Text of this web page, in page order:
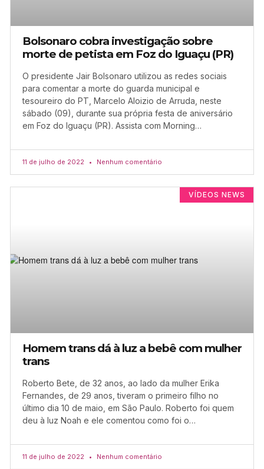
Bolsonaro cobra investigação sobre
morte de petista em Foz do Iguaçu (PR)
O presidente Jair Bolsonaro utilizou as redes sociais
para comentar a morte do guarda municipal e
tesoureiro do PT, Marcelo Aloizio de Arruda, neste
sábado (09), durante sua própria festa de aniversário
em Foz do Iguaçu (PR). Assista com Morning…
11 de julho de 2022 Nenhum comentário
VÍDEOS NEWS
Homem trans dá à luz a bebê com mulher
trans
Roberto Bete, de 32 anos, ao lado da mulher Erika
Fernandes, de 29 anos, tiveram o primeiro filho no
último dia 10 de maio, em São Paulo. Roberto foi quem
deu à luz Noah e ele comentou como foi o…
11 de julho de 2022 Nenhum comentário